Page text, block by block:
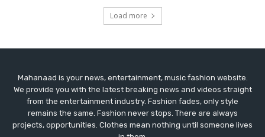
Mahanaad is your news, entertainment, music fashion website.
We provide you with the latest breaking news and videos straight
from the entertainment industry. Fashion fades, only style
remains the same. Fashion never stops. There are always
projects, opportunities. Clothes mean nothing until someone lives